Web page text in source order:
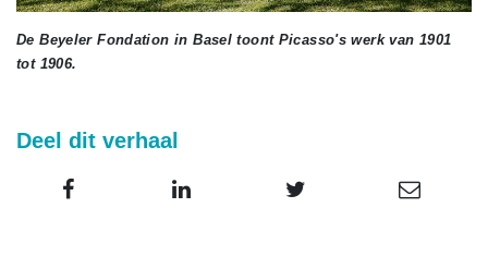
De Beyeler Fondation in Basel toont Picasso's werk van 1901
tot 1906.
Deel dit verhaal